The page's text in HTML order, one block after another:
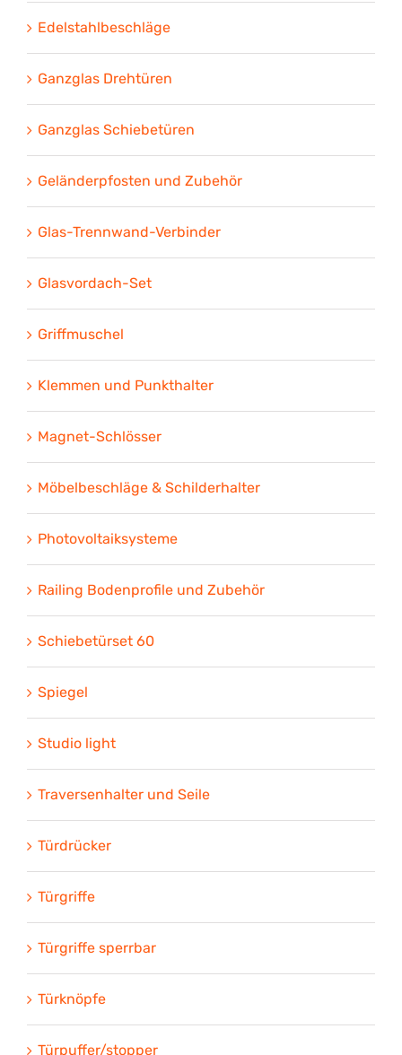
Edelstahlbeschläge
Ganzglas Drehtüren
Ganzglas Schiebetüren
Geländerpfosten und Zubehör
Glas-Trennwand-Verbinder
Glasvordach-Set
Griffmuschel
Klemmen und Punkthalter
Magnet-Schlösser
Möbelbeschläge & Schilderhalter
Photovoltaiksysteme
Railing Bodenprofile und Zubehör
Schiebetürset 60
Spiegel
Studio light
Traversenhalter und Seile
Türdrücker
Türgriffe
Türgriffe sperrbar
Türknöpfe
Türpuffer/stopper